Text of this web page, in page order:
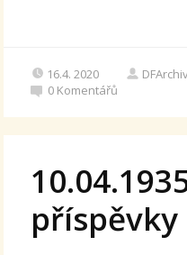
16.4. 2020
0 Komentářů
příspěvky